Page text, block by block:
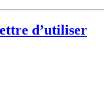
d’utiliser